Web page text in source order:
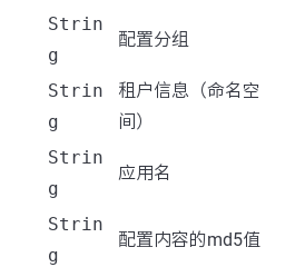
Strin
g
配置分组
Strin
g
租户信息（命名空
间）
Strin
g
应用名
Strin
g
配置内容的md5值